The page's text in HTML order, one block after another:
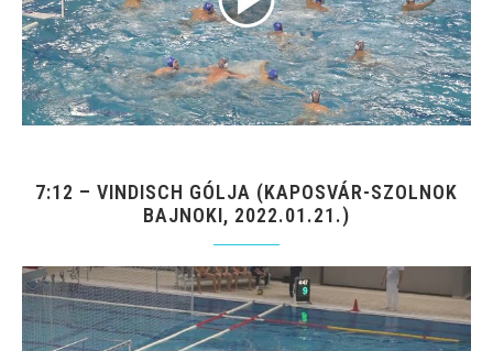
7:12 – VINDISCH GÓLJA (KAPOSVÁR-SZOLNOK
BAJNOKI, 2022.01.21.)